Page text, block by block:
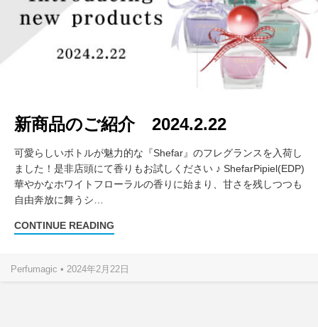
新商品のご紹介 2024.2.22
可愛らしいボトルが魅力的な『Shefar』のフレグランスを入荷し
ました！是非店頭にて香りもお試しください ♪ ShefarPipiel(EDP)
華やかなホワイトフローラルの香りに始まり、甘さを残しつつも
自由奔放に舞うシ…
CONTINUE READING
Perfumagic • 2024年2月22日